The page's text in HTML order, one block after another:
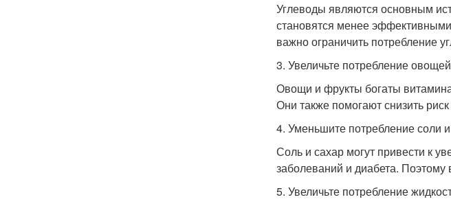
Углеводы являются основным
становятся менее
важно ограничить потребление
3. Увеличьте потребление
Овощи и фрукты богаты
Они также помогают снизить
4. Уменьшите потребление соли
Соль и сахар могут привести к
заболеваний и диабета. Поэтому
5. Увеличьте потребление